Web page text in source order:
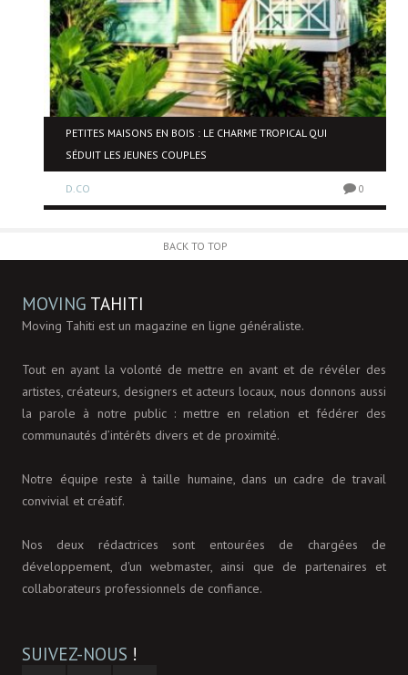
PETITES MAISONS EN BOIS : LE CHARME TROPICAL QUI
SÉDUIT LES JEUNES COUPLES
D.CO 0
BACK TO TOP
MOVING TAHITI
Moving Tahiti est un magazine en ligne généraliste.
Tout en ayant la volonté de mettre en avant et de révéler des
artistes, créateurs, designers et acteurs locaux, nous donnons aussi
la parole à notre public : mettre en relation et fédérer des
communautés d’intérêts divers et de proximité.
Notre équipe reste à taille humaine, dans un cadre de travail
convivial et créatif.
Nos deux rédactrices sont entourées de chargées de
développement, d'un webmaster, ainsi que de partenaires et
collaborateurs professionnels de confiance.
SUIVEZ-NOUS !